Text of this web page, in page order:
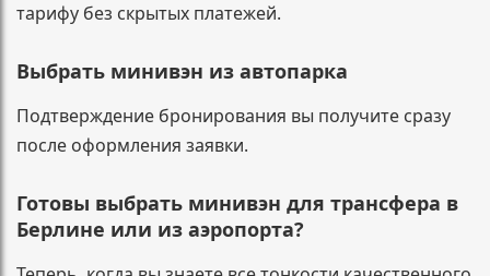
тарифу без скрытых платежей.
Выбрать минивэн из автопарка
Подтверждение бронирования вы получите сразу
после оформления заявки.
Готовы выбрать минивэн для трансфера в
Берлине или из аэропорта?